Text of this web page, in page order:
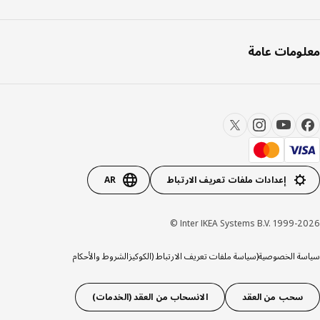
عامة
إعدادات ملفات تعريف الارتباط AR
Inter IKEA Systems B.V. 1999-
الخصوصية(سياسة ملفات تعريف الارتباط (الكوكيزالشروط والأحكام
سحب من العقد الانسحاب من العقد (الخدمات)